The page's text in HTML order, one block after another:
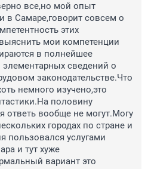
все,но мой опыт
в Самаре,говорит совсем о
этих
мои компетенции
в полнейшее
сведений о
законодательстве.Что
немного изучено,это
половину
ответь вообще не могут.Могу
городах по стране и
пользовался услугами
и тут хуже
вариант это